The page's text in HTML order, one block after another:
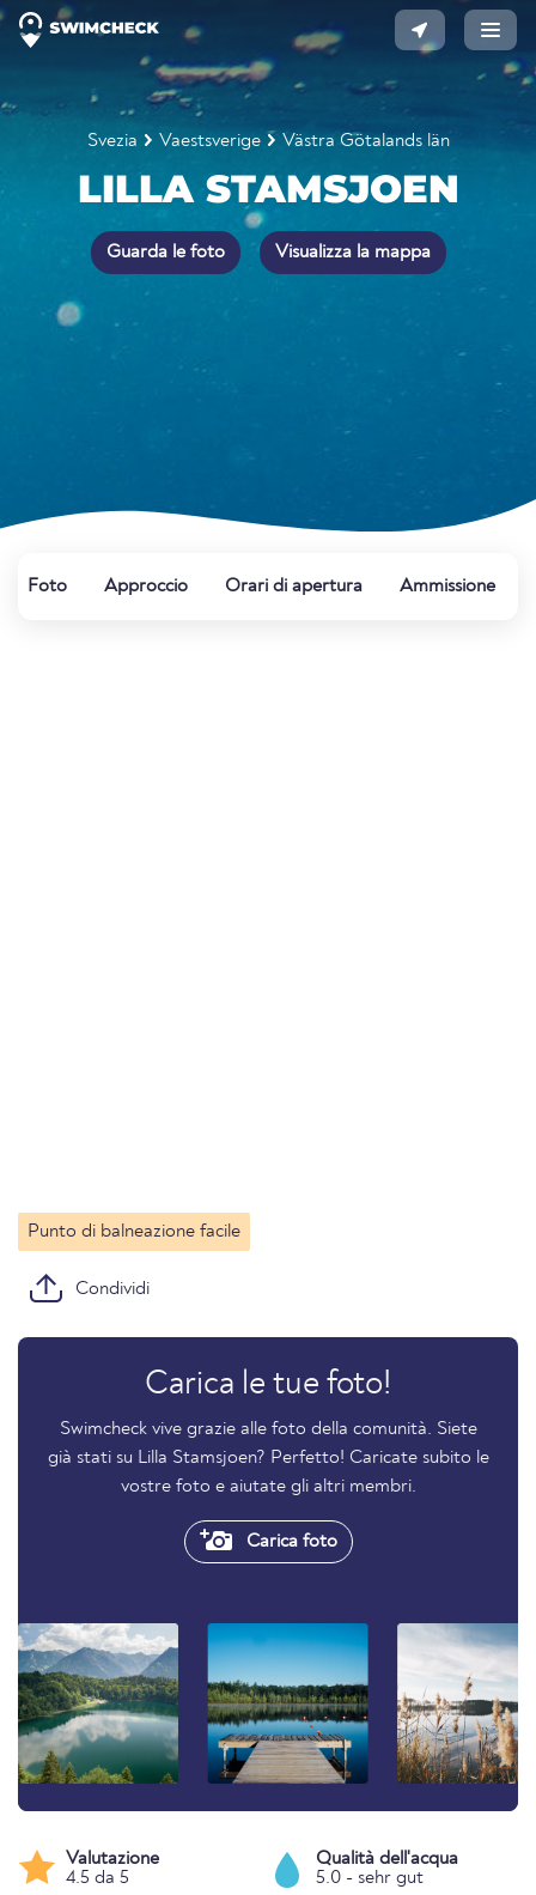
Svezia Vaestsverige Västra Götalands län
LILLA STAMSJOEN
Guarda le foto Visualizza la mappa
Foto Approccio Orari di apertura Ammissione
Punto di balneazione facile
Condividi
Carica le tue foto!
Swimcheck vive grazie alle foto della comunità. Siete
già stati su Lilla Stamsjoen? Perfetto! Caricate subito le
vostre foto e aiutate gli altri membri.
Carica foto
Valutazione
4.5 da 5
Qualità dell'acqua
5.0 - sehr gut